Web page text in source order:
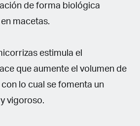
de forma biológica
macetas.
estimula el
que aumente el volumen de
con lo cual se fomenta un
vigoroso.